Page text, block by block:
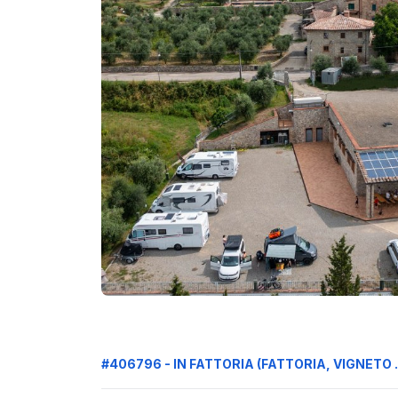
#406796 - IN FATTORIA (FATTORIA, VIGNETO